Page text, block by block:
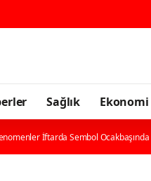
Sağlık Ekonomi
İftarda Sembol